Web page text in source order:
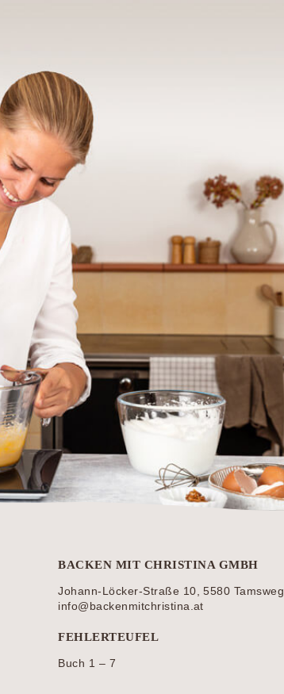
BACKEN MIT CHRISTINA GMBH
Johann-Löcker-Straße 10, 5580 Tamsweg
info@backenmitchristina.at
FEHLERTEUFEL
Buch 1 – 7